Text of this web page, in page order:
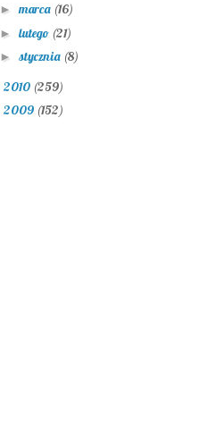
►marca (16)
► lutego (21)
► stycznia (8)
2010 (259)
2009 (152)